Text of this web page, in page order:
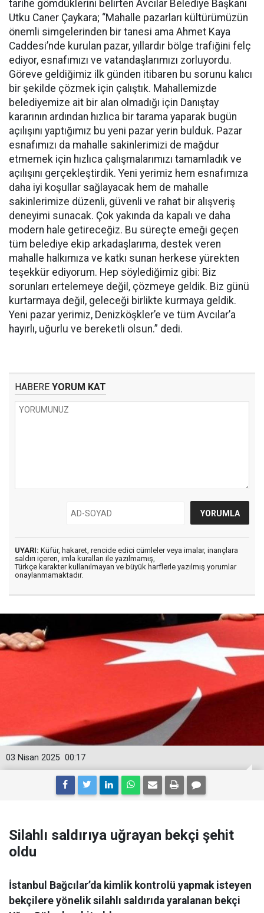
tarihe gömdüklerini belirten Avcılar Belediye Başkanı
Utku Caner Çaykara; “Mahalle pazarları kültürümüzün
önemli simgelerinden bir tanesi ama Ahmet Kaya
Caddesi’nde kurulan pazar, yıllardır bölge trafiğini felç
ediyor, esnafımızı ve vatandaşlarımızı zorluyordu.
Göreve geldiğimiz ilk günden itibaren bu sorunu kalıcı
bir şekilde çözmek için çalıştık. Mahallemizde
belediyemize ait bir alan olmadığı için Danıştay
kararının ardından hızlıca bir tarama yaparak bugün
açılışını yaptığımız bu yeni pazar yerin bulduk. Pazar
esnafımızı da mahalle sakinlerimizi de mağdur
etmemek için hızlıca çalışmalarımızı tamamladık ve
açılışını gerçekleştirdik. Yeni yerimiz hem esnafımıza
daha iyi koşullar sağlayacak hem de mahalle
sakinlerimize düzenli, güvenli ve rahat bir alışveriş
deneyimi sunacak. Çok yakında da kapalı ve daha
modern hale getireceğiz. Bu süreçte emeği geçen
tüm belediye ekip arkadaşlarıma, destek veren
mahalle halkımıza ve katkı sunan herkese yürekten
teşekkür ediyorum. Hep söylediğimiz gibi: Biz
sorunları ertelemeye değil, çözmeye geldik. Biz günü
kurtarmaya değil, geleceği birlikte kurmaya geldik.
Yeni pazar yerimiz, Denizköşkler’e ve tüm Avcılar’a
hayırlı, uğurlu ve bereketli olsun.” dedi.
HABERE YORUM KAT
UYARI: Küfür, hakaret, rencide edici cümleler veya imalar, inançlara
saldırı içeren, imla kuralları ile yazılmamış,
Türkçe karakter kullanılmayan ve büyük harflerle yazılmış yorumlar
onaylanmamaktadır.
00:17
03 Nisan 2025
Silahlı saldırıya uğrayan bekçi şehit
oldu
İstanbul Bağcılar’da kimlik kontrolü yapmak isteyen
bekçilere yönelik silahlı saldırıda yaralanan bekçi